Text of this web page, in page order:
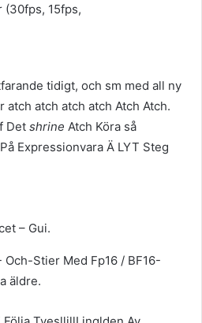
15fps,
tidigt, och sm med all ny
atch atch atch Atch Atch.
Det shrine Atch Köra så
Expressionvara Ä LYT Steg
– Gui.
Stier Med Fp16 / BF16-
äldre.